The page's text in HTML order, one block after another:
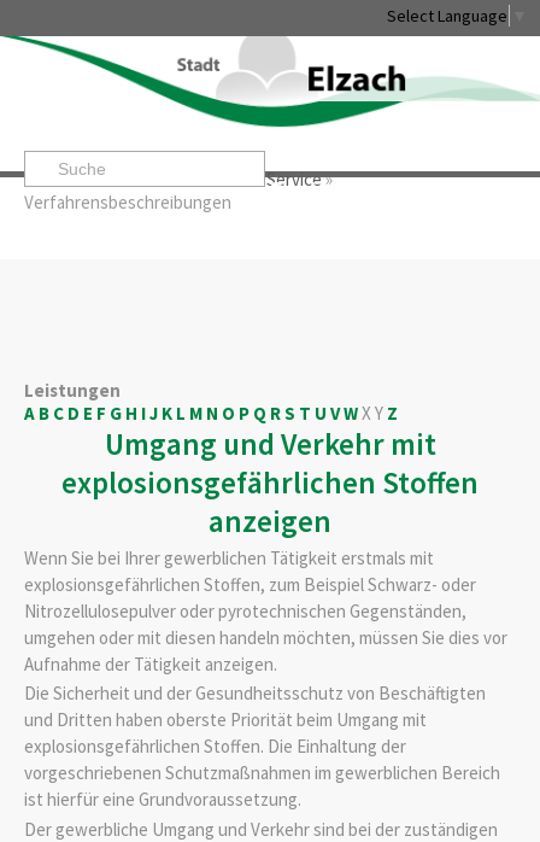
Select Language
Startseite» »Service»
Verfahrensbeschreibungen
Leben & Erleben Rathaus & Service
Leistungen
A B C D E F G H IJ K L M N O P Q RS T U VWXY Z
Umgang und Verkehr mit
explosionsgefährlichen Stoffen
anzeigen
Wenn Sie bei Ihrer gewerblichen Tätigkeit erstmals mit
explosionsgefährlichen Stoffen, zum Beispiel Schwarz- oder
Nitrozellulosepulver oder pyrotechnischen Gegenständen,
umgehen oder mit diesen handeln möchten, müssen Sie dies vor
Aufnahme der Tätigkeit anzeigen.
Die Sicherheit und der Gesundheitsschutz von Beschäftigten
und Dritten haben oberste Priorität beim Umgang mit
explosionsgefährlichen Stoffen. Die Einhaltung der
vorgeschriebenen Schutzmaßnahmen im gewerblichen Bereich
ist hierfür eine Grundvoraussetzung.
Der gewerbliche Umgang und Verkehr sind bei der zuständigen